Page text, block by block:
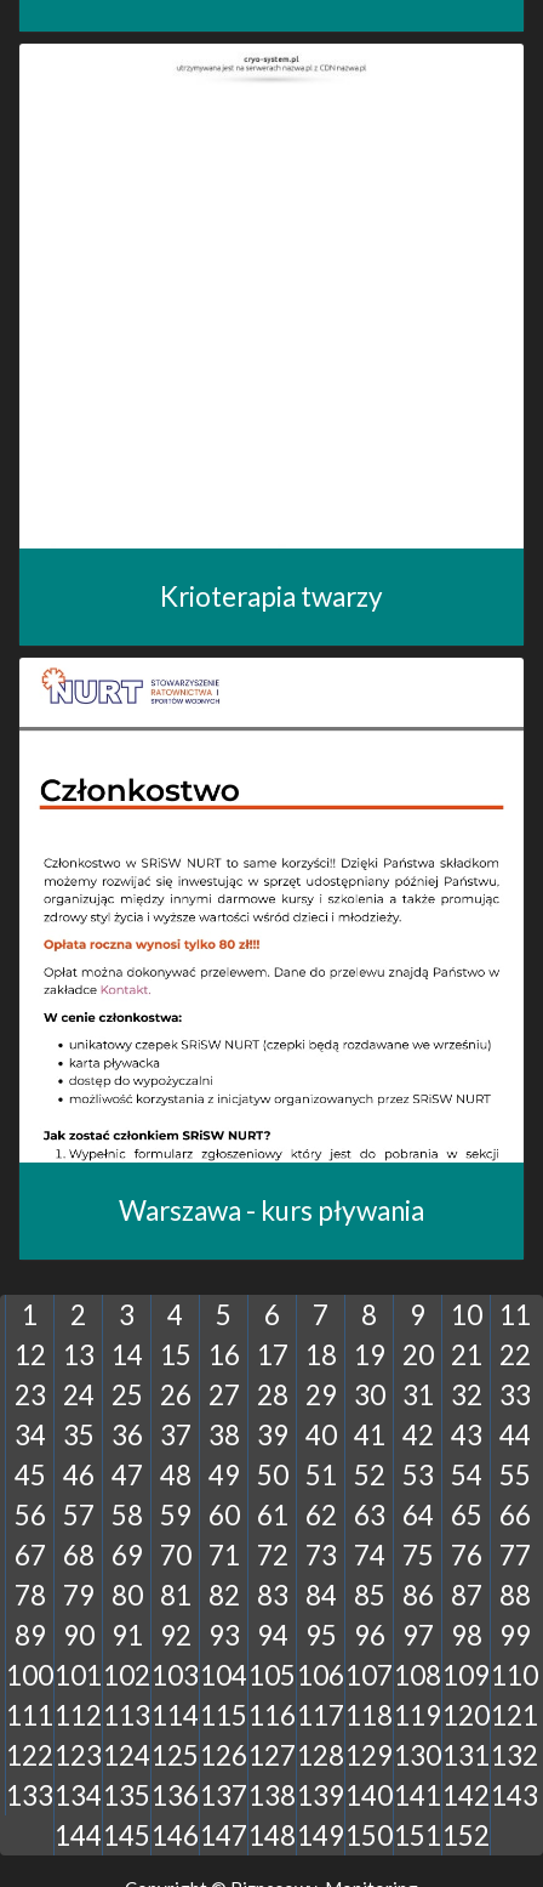
Krioterapia twarzy
Warszawa - kurs pływania
1 2 3 4 5 6 7 8 9 10
11
12
13 14 15 16 17 18 19 20 21 22
23 24 25 26 27 28 29 30 31 32 33
34 35 36 37 38 39 40 41 42 43 44
45 46 47 48 49 50 51 52 53 54 55
56 57 58 59 60 61 62 63 64 65
66
67 68 69 70 71 72 73 74 75 76 77
78 79 80 81 82 83 84 85 86 87 88
89
90 91 92 93 94 95 96 97 98
99
100101102103104105106107108109110
111112113114115116117118119120121
122123124125126127128129130131132
133134135136137138139140141142143
144145146147148149150151152